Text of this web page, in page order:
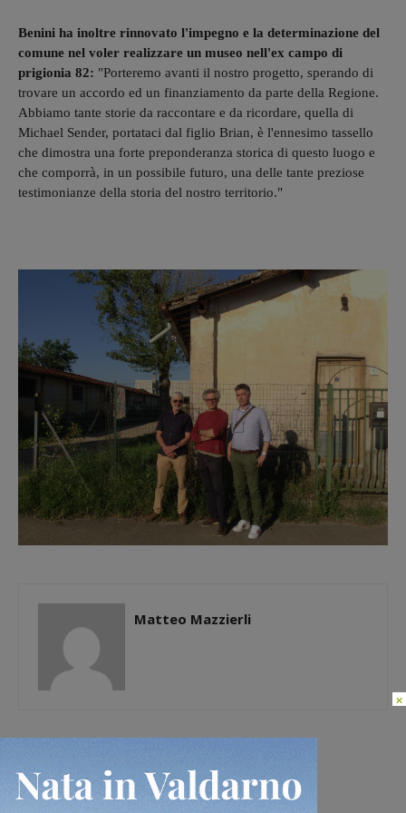
Benini ha inoltre rinnovato l'impegno e la determinazione del
comune nel voler realizzare un museo nell'ex campo di
prigionia 82: "Porteremo avanti il nostro progetto, sperando di
trovare un accordo ed un finanziamento da parte della Regione.
Abbiamo tante storie da raccontare e da ricordare, quella di
Michael Sender, portataci dal figlio Brian, è l'ennesimo tassello
che dimostra una forte preponderanza storica di questo luogo e
che comporrà, in un possibile futuro, una delle tante preziose
testimonianze della storia del nostro territorio."
Matteo Mazzierli
×